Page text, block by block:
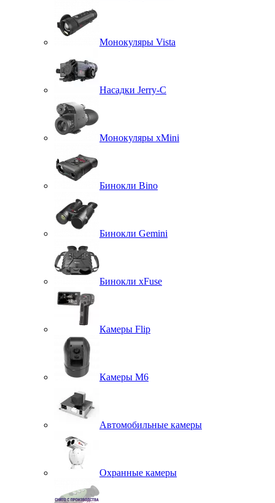
Монокуляры Vista
Насадки Jerry-C
Монокуляры xMini
Бинокли Bino
Бинокли Gemini
Бинокли xFuse
Камеры Flip
Камеры M6
Автомобильные камеры
Охранные камеры